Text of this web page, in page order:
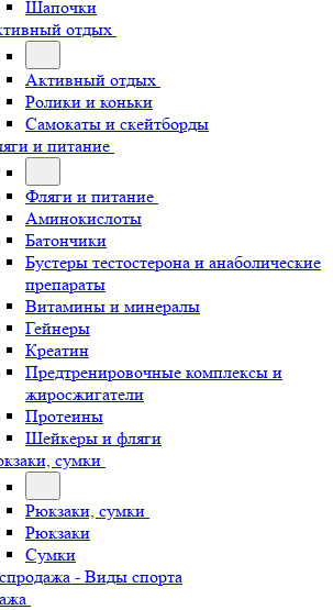
Шапочки
отдых
Активный отдых
Ролики и коньки
Самокаты и скейтборды
и питание
Фляги и питание
Аминокислоты
Батончики
Бустеры тестостерона и анаболические
препараты
Витамины и минералы
Гейнеры
Креатин
Предтренировочные комплексы и
жиросжигатели
Протеины
Шейкеры и фляги
сумки
Рюкзаки, сумки
Рюкзаки
Сумки
- Виды спорта